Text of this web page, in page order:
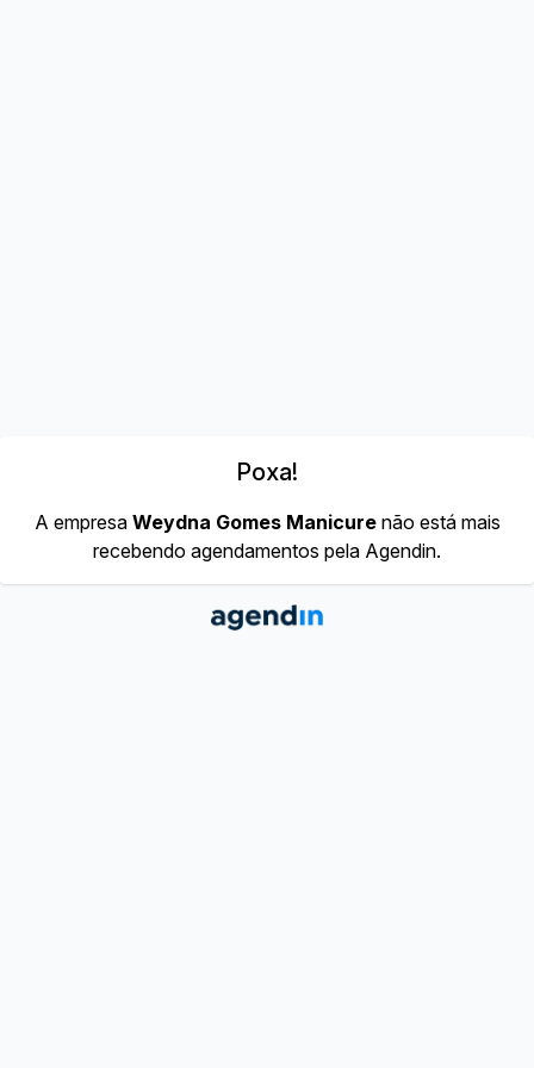
Poxa!
A empresa Weydna Gomes Manicurenão está mais
recebendo agendamentos pela Agendin.